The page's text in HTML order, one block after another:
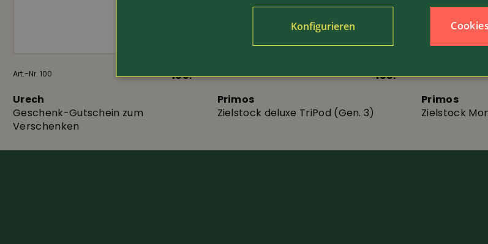
Art.-Nr. 100
100.-
Urech
Geschenk-Gutschein zum
Verschenken
198.-
Primos
Zielstock deluxe TriPod (Gen. 3)
Primos
Zielstock
Konfigurieren